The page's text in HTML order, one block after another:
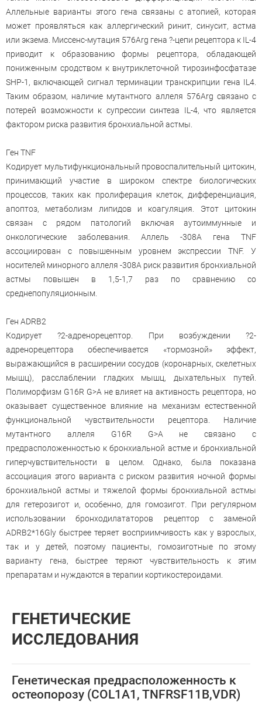
Аллельные варианты этого гена связаны с атопией, которая
может проявляться как аллергический ринит, синусит, астма
или экзема. Миссенс-мутация 576Arg гена ?-цепи рецептора к IL-4
приводит к образованию формы рецептора, обладающей
пониженным сродством к внутриклеточной тирозинфосфатазе
SHP-1, включающей сигнал терминации транскрипции гена IL4.
Таким образом, наличие мутантного аллеля 576Arg связано с
потерей возможности к супрессии синтеза IL-4, что является
фактором риска развития бронхиальной астмы.
Ген TNF
Кодирует мультифункциональный провоспалительный цитокин,
принимающий участие в широком спектре биологических
процессов, таких как пролиферация клеток, дифференциация,
апоптоз, метаболизм липидов и коагуляция. Этот цитокин
связан с рядом патологий включая аутоиммунные и
онкологические заболевания. Аллель -308A гена TNF
ассоциирован с повышенным уровнем экспрессии TNF. У
носителей минорного аллеля -308A риск развития бронхиальной
астмы повышен в 1,5-1,7 раз по сравнению со
среднепопуляционным.
Ген ADRB2
Кодирует ?2-адренорецептор. При возбуждении ?2-
адренорецептора обеспечивается «тормозной» эффект,
выражающийся в расширении сосудов (коронарных, скелетных
мышц), расслаблении гладких мышц, дыхательных путей.
Полиморфизм G16R G>A не влияет на активность рецептора, но
оказывает существенное влияние на механизм естественной
функциональной чувствительности рецептора. Наличие
мутантного аллеля G16R G>A не связано с
предрасположенностью к бронхиальной астме и бронхиальной
гиперчувствительности в целом. Однако, была показана
ассоциация этого варианта с риском развития ночной формы
бронхиальной астмы и тяжелой формы бронхиальной астмы
для гетерозигот и, особенно, для гомозигот. При регулярном
использовании бронходилататоров рецептор с заменой
ADRB2*16Gly быстрее теряет восприимчивость как у взрослых,
так и у детей, поэтому пациенты, гомозиготные по этому
варианту гена, быстрее теряют чувствительность к этим
препаратам и нуждаются в терапии кортикостероидами.
ГЕНЕТИЧЕСКИЕ
ИССЛЕДОВАНИЯ
Генетическая предрасположенность к
остеопорозу (COL1A1, TNFRSF11B,VDR)